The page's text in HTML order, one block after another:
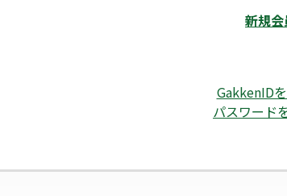
新規
GakkenID
パスワード